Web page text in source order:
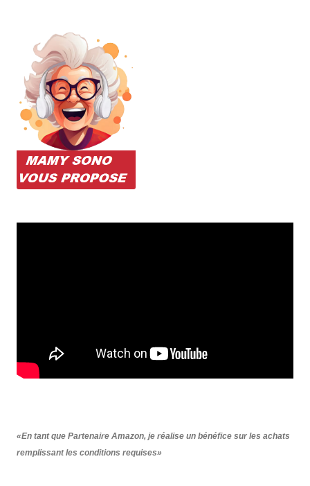
«En tant que Partenaire Amazon, je réalise un bénéfice sur les achats
remplissant les conditions requises»